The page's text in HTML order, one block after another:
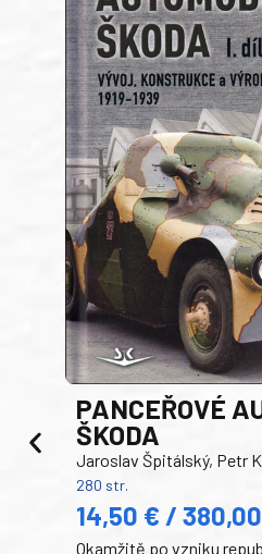
PANCEŘOVÉ
ŠKODA
Jaroslav Špitálský, Petr
280 str.
14,50 € /
Okamžitě po vzniku